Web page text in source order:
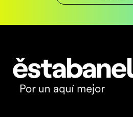
Estabanell